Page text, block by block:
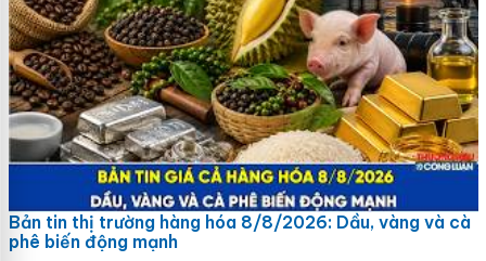
Bản tin thị trường hàng hóa 8/8/2026: Dầu, vàng và cà
phê biến động mạnh